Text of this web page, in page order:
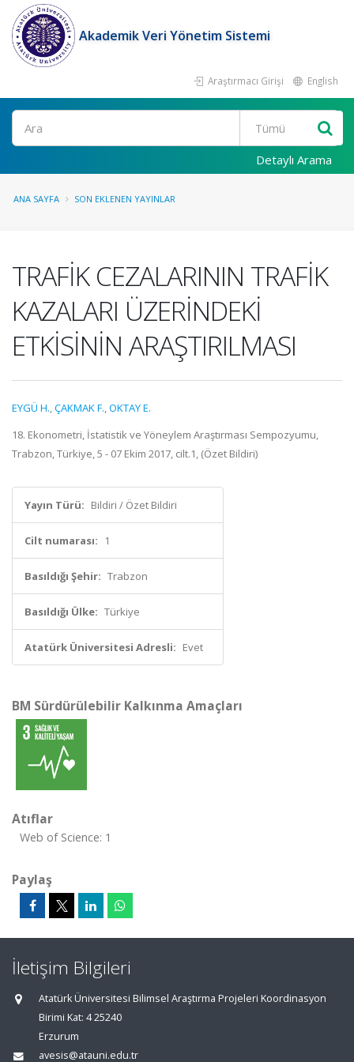
Akademik Veri Yönetim Sistemi
Araştırmacı Girişi English
Ara
Detaylı Arama
ANA SAYFA SON EKLENEN YAYINLAR
TRAFİK CEZALARININ TRAFİK
KAZALARI ÜZERİNDEKİ
ETKİSİNİN ARAŞTIRILMASI
EYGÜ H.,ÇAKMAK F.,OKTAY E.
18. Ekonometri, İstatistik ve Yöneylem Araştırması Sempozyumu,
Trabzon, Türkiye, 5 - 07 Ekim 2017, cilt.1, (Özet Bildiri)
Yayın Türü: Bildiri / Özet Bildiri
Cilt numarası: 1
Basıldığı Şehir: Trabzon
Basıldığı Ülke: Türkiye
Atatürk Üniversitesi Adresli: Evet
BM Sürdürülebilir Kalkınma Amaçları
Atıflar
Web of Science: 1
Paylaş
İletişim Bilgileri
Atatürk Üniversitesi Bilimsel Araştırma Projeleri Koordinasyon
Birimi Kat: 4 25240
Erzurum
avesis@atauni.edu.tr